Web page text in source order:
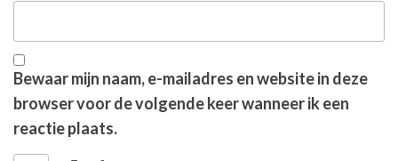
Bewaar mijn naam, e-mailadres en website in deze
browser voor de volgende keer wanneer ik een
reactie plaats.